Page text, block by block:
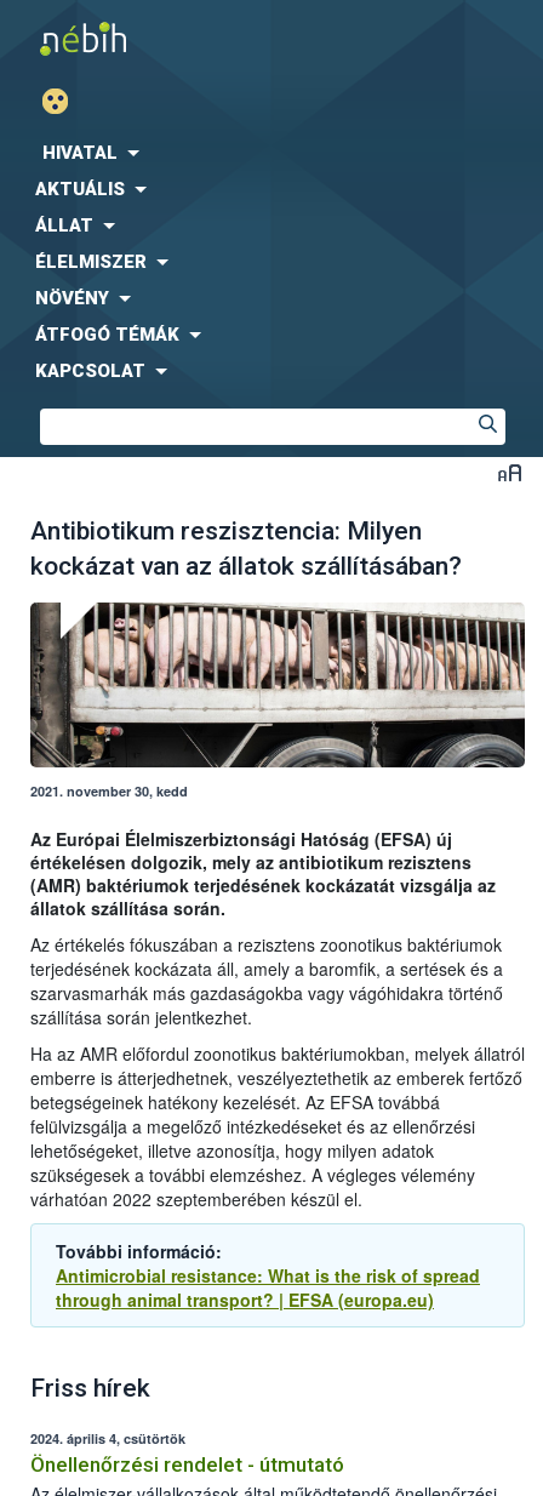
HIVATAL
AKTUÁLIS
ÁLLAT
ÉLELMISZER
NÖVÉNY
ÁTFOGÓ TÉMÁK
KAPCSOLAT
Antibiotikum reszisztencia: Milyen
kockázat van az állatok szállításában?
2021. november 30, kedd
Az Európai Élelmiszerbiztonsági Hatóság (EFSA) új
értékelésen dolgozik, mely az antibiotikum rezisztens
(AMR) baktériumok terjedésének kockázatát vizsgálja az
állatok szállítása során.
Az értékelés fókuszában a rezisztens zoonotikus baktériumok
terjedésének kockázata áll, amely a baromfik, a sertések és a
szarvasmarhák más gazdaságokba vagy vágóhidakra történő
szállítása során jelentkezhet.
Ha az AMR előfordul zoonotikus baktériumokban, melyek állatról
emberre is átterjedhetnek, veszélyeztethetik az emberek fertőző
betegségeinek hatékony kezelését. Az EFSA továbbá
felülvizsgálja a megelőző intézkedéseket és az ellenőrzési
lehetőségeket, illetve azonosítja, hogy milyen adatok
szükségesek a további elemzéshez. A végleges vélemény
várhatóan 2022 szeptemberében készül el.
További információ:
Antimicrobial resistance: What is the risk of spread
through animal transport? | EFSA (europa.eu)
Friss hírek
2024. április 4, csütörtök
Önellenőrzési rendelet - útmutató